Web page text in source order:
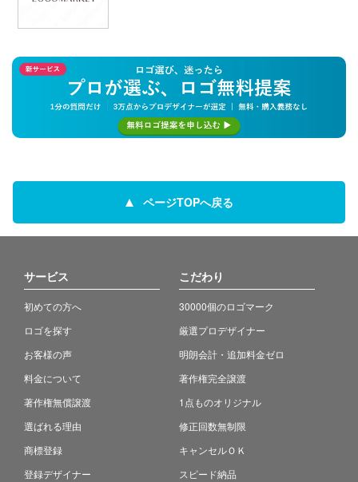
ページTOPへ戻る
サービス
初めての方へ
ロゴを探す
お客様の声
料金について
著作権無償譲渡
選ばれる理由
商標登録
登録デザイナー
こだわり
30000個のロゴマーク
厳選プロデザイナー
明朗会計・追加料金ゼロ
著作権完全譲渡
1点ものオリジナル
修正回数無制限
キャンセルＯＫ
スピード納品